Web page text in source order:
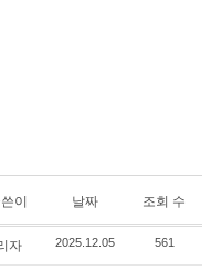
이 날짜 조회 수
자 2025.12.05 561